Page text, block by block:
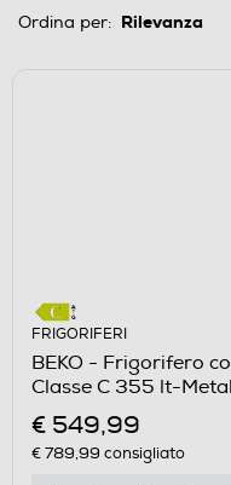
Ordina per:
FRIGORIFERI
BEKO - Frigorifero
Classe C 355 lt-
€ 549,99
€ 789,99 consigliato